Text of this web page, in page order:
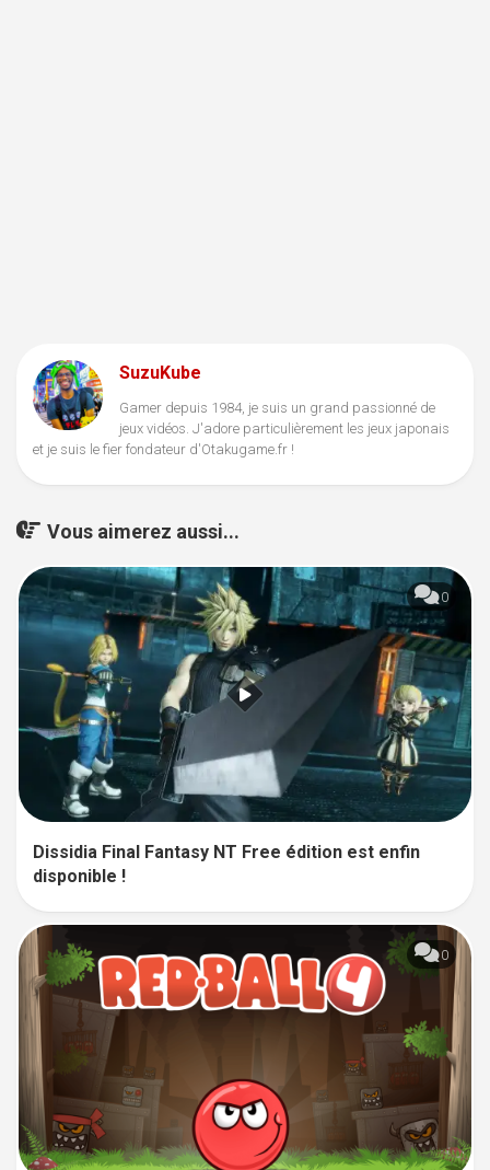
SuzuKube
Gamer depuis 1984, je suis un grand passionné de
jeux vidéos. J'adore particulièrement les jeux japonais
et je suis le fier fondateur d'Otakugame.fr !
Vous aimerez aussi...
0
Dissidia Final Fantasy NT Free édition est enfin
disponible !
0